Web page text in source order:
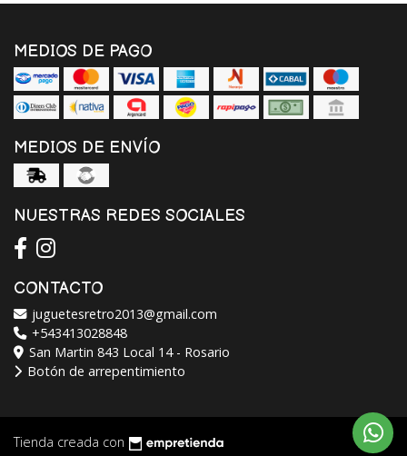
MEDIOS DE PAGO
MEDIOS DE ENVÍO
NUESTRAS REDES SOCIALES
CONTACTO
juguetesretro2013@gmail.com
+543413028848
San Martin 843 Local 14 - Rosario
Botón de arrepentimiento
Tienda creada con